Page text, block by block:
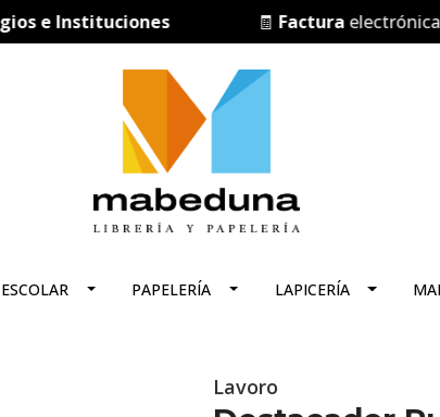
e Instituciones Facturaelectrónica
ESCOLAR PAPELERÍA LAPICERÍA
Lavoro